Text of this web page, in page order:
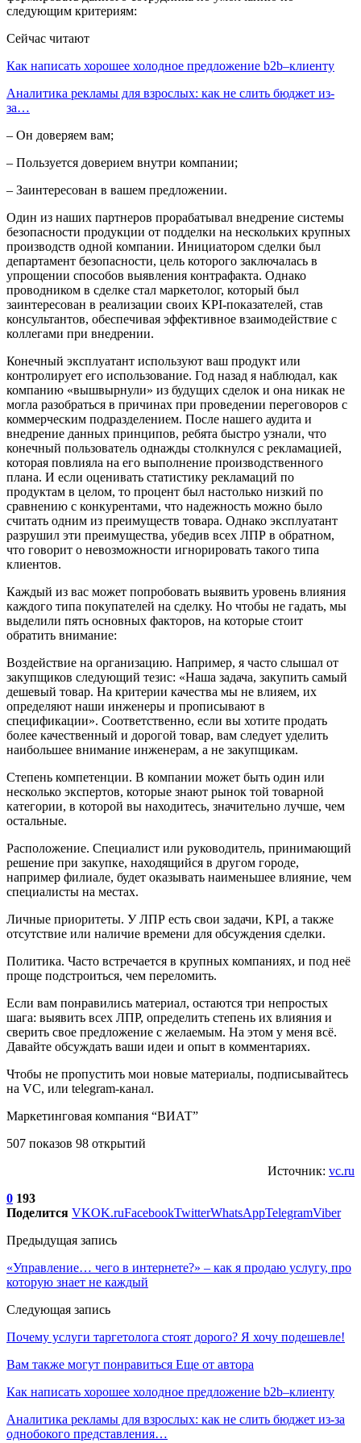
следующим критериям:
Сейчас читают
Как написать хорошее холодное предложение b2b–клиенту
Аналитика рекламы для взрослых: как не слить бюджет из-
за…
– Он доверяем вам;
– Пользуется доверием внутри компании;
– Заинтересован в вашем предложении.
Один из наших партнеров прорабатывал внедрение системы
безопасности продукции от подделки на нескольких крупных
производств одной компании. Инициатором сделки был
департамент безопасности, цель которого заключалась в
упрощении способов выявления контрафакта. Однако
проводником в сделке стал маркетолог, который был
заинтересован в реализации своих KPI-показателей, став
консультантов, обеспечивая эффективное взаимодействие с
коллегами при внедрении.
Конечный эксплуатант используют ваш продукт или
контролирует его использование. Год назад я наблюдал, как
компанию «вышвырнули» из будущих сделок и она никак не
могла разобраться в причинах при проведении переговоров с
коммерческим подразделением. После нашего аудита и
внедрение данных принципов, ребята быстро узнали, что
конечный пользователь однажды столкнулся с рекламацией,
которая повлияла на его выполнение производственного
плана. И если оценивать статистику рекламаций по
продуктам в целом, то процент был настолько низкий по
сравнению с конкурентами, что надежность можно было
считать одним из преимуществ товара. Однако эксплуатант
разрушил эти преимущества, убедив всех ЛПР в обратном,
что говорит о невозможности игнорировать такого типа
клиентов.
Каждый из вас может попробовать выявить уровень влияния
каждого типа покупателей на сделку. Но чтобы не гадать, мы
выделили пять основных факторов, на которые стоит
обратить внимание:
Воздействие на организацию. Например, я часто слышал от
закупщиков следующий тезис: «Наша задача, закупить самый
дешевый товар. На критерии качества мы не влияем, их
определяют наши инженеры и прописывают в
спецификации». Соответственно, если вы хотите продать
более качественный и дорогой товар, вам следует уделить
наибольшее внимание инженерам, а не закупщикам.
Степень компетенции. В компании может быть один или
несколько экспертов, которые знают рынок той товарной
категории, в которой вы находитесь, значительно лучше, чем
остальные.
Расположение. Специалист или руководитель, принимающий
решение при закупке, находящийся в другом городе,
например филиале, будет оказывать наименьшее влияние, чем
специалисты на местах.
Личные приоритеты. У ЛПР есть свои задачи, KPI, а также
отсутствие или наличие времени для обсуждения сделки.
Политика. Часто встречается в крупных компаниях, и под неё
проще подстроиться, чем переломить.
Если вам понравились материал, остаются три непростых
шага: выявить всех ЛПР, определить степень их влияния и
сверить свое предложение с желаемым. На этом у меня всё.
Давайте обсуждать ваши идеи и опыт в комментариях.
Чтобы не пропустить мои новые материалы, подписывайтесь
на VC, или telegram-канал.
Маркетинговая компания “ВИАТ”
507 показов 98 открытий
Источник: vc.ru
0 193
Поделится VKOK.ruFacebookTwitterWhatsAppTelegramViber
Предыдущая запись
«Управление… чего в интернете?» – как я продаю услугу, про
которую знает не каждый
Следующая запись
Почему услуги таргетолога стоят дорого? Я хочу подешевле!
Вам также могут понравиться Еще от автора
Как написать хорошее холодное предложение b2b–клиенту
Аналитика рекламы для взрослых: как не слить бюджет из-за
однобокого представления…